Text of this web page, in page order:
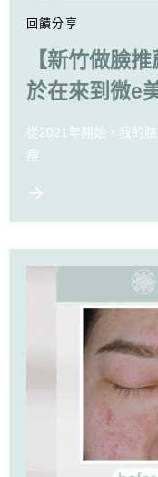
回饋分享
【新竹做臉
於在來到微e
從2021年開始，我的
痘